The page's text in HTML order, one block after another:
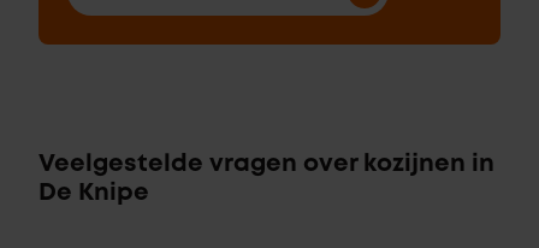
Veelgestelde vragen over kozijnen in
De Knipe